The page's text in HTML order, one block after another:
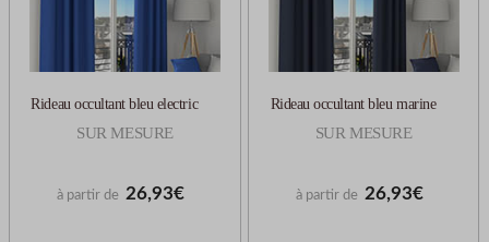
Rideau occultant bleu electric
SUR MESURE
à partir de 26,93€
Rideau occultant bleu marine
SUR MESURE
à partir de 26,93€